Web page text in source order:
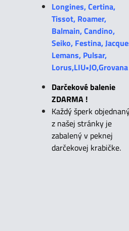
Longines, Certina,
Tissot, Roamer,
Balmain, Candino,
Seiko, Festina,
Lemans, Pulsar,
Lorus,LIU•JO,Grovana
Darčekové balenie
ZDARMA !
Každý šperk
z našej stránky je
zabalený v peknej
darčekovej krabičke.